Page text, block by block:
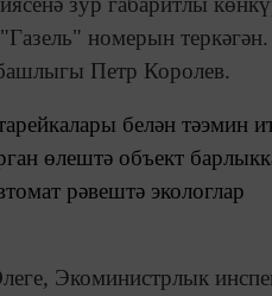
номерын теркәгән.
Петр Королев.
белән тәэмин
өлештә объект
рәвештә экологлар
Экоминистрлык